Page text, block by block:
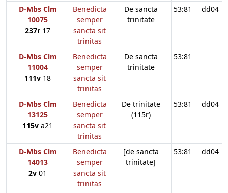
D-Mbs Clm
10075
237r 17
Benedicta
semper
sancta sit
trinitas
De sancta
trinitate
53:81 dd04
D-Mbs Clm
11004
111v 18
Benedicta
semper
sancta sit
trinitas
De sancta
trinitate
53:81
D-Mbs Clm
13125
115v a21
Benedicta
semper
sancta sit
trinitas
De trinitate
(115r)
53:81 dd04
D-Mbs Clm
14013
2v 01
Benedicta
semper
sancta sit
trinitas
[de sancta
trinitate]
53:81 dd04